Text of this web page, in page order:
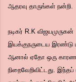
ஆதரவு தாருங்கள் நன்றி.
நடிகர் R.K
இயக்குநருடைய இரண்டு
ஆனால் ஏதோ ஒரு
நிறைவேறிவிட்டது.